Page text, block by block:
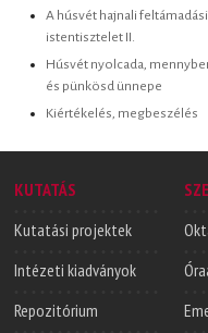
A húsvét hajnali feltámadási
istentisztelet II.
Húsvét nyolcada,
és pünkösd ünnepe
Kiértékelés, megbeszélés
KUTATÁS
Kutatási projektek
Intézeti kiadványok
Repozitórium